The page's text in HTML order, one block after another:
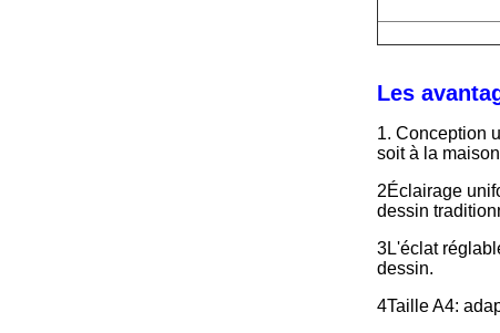
Les
1. Conception
soit à la
2Éclairage
dessin
3L'éclat
dessin.
4Taille A4: